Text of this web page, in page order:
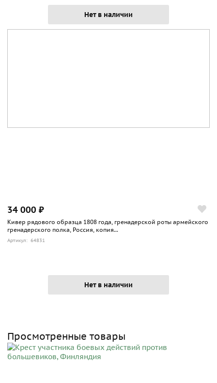
Нет в наличии
34 000 ₽
Кивер рядового образца 1808 года, гренадерской роты армейского
гренадерского полка, Россия, копия...
Артикул: 64831
Нет в наличии
Просмотренные товары